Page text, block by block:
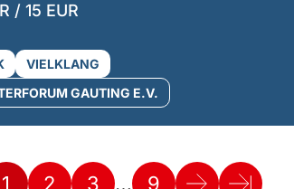
/ 15 EUR
VIELKLANG
GAUTING E.V.
1 2 3 … 9